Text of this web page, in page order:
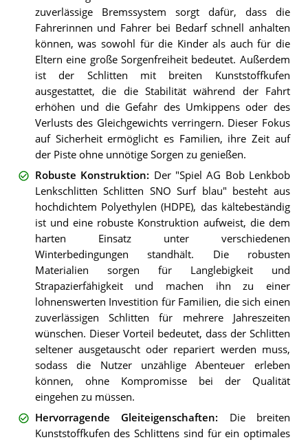
zuverlässige Bremssystem sorgt dafür, dass die
Fahrerinnen und Fahrer bei Bedarf schnell anhalten
können, was sowohl für die Kinder als auch für die
Eltern eine große Sorgenfreiheit bedeutet. Außerdem
ist der Schlitten mit breiten Kunststoffkufen
ausgestattet, die die Stabilität während der Fahrt
erhöhen und die Gefahr des Umkippens oder des
Verlusts des Gleichgewichts verringern. Dieser Fokus
auf Sicherheit ermöglicht es Familien, ihre Zeit auf
der Piste ohne unnötige Sorgen zu genießen.
Robuste Konstruktion: Der "Spiel AG Bob Lenkbob
Lenkschlitten Schlitten SNO Surf blau" besteht aus
hochdichtem Polyethylen (HDPE), das kältebeständig
ist und eine robuste Konstruktion aufweist, die dem
harten Einsatz unter verschiedenen
Winterbedingungen standhält. Die robusten
Materialien sorgen für Langlebigkeit und
Strapazierfähigkeit und machen ihn zu einer
lohnenswerten Investition für Familien, die sich einen
zuverlässigen Schlitten für mehrere Jahreszeiten
wünschen. Dieser Vorteil bedeutet, dass der Schlitten
seltener ausgetauscht oder repariert werden muss,
sodass die Nutzer unzählige Abenteuer erleben
können, ohne Kompromisse bei der Qualität
eingehen zu müssen.
Hervorragende Gleiteigenschaften: Die breiten
Kunststoffkufen des Schlittens sind für ein optimales